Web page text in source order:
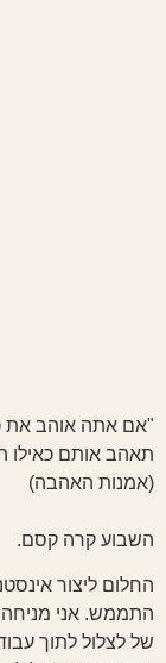
"אם אתה אוהב את
תאהב אותם כאילו
(אמנות האהבה)
השבוע קרה קסם.
החלום ליצור
התממש. אני מניחה
של לצלול לתוך